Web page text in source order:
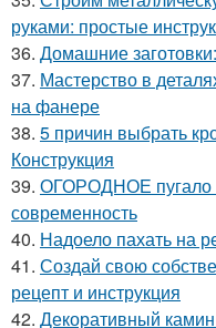
руками: простые
36. Домашние
37. Мастерство в
на фанере
38. 5 причин выбрать
Конструкция
39. ОГОРОДНОЕ
современность
40. Надоело пахать на
41. Создай свою
рецепт и инструкция
42. Декоративный